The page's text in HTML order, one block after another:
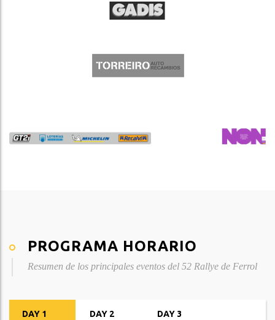
PROGRAMA HORARIO
Resumen de los principales eventos del 52 Rallye de Ferrol
DAY 1 DAY 2 DAY 3